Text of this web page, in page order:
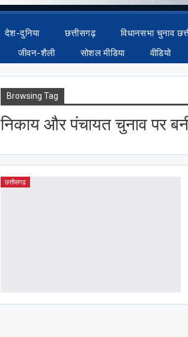
देश-दुनिया छत्तीसगढ़ विधानसभा चुनाव
जीवन-शैली सोशल मीडिया वीडियो
Browsing Tag
निकाय और पंचायत चुनाव पर
छत्तीसगढ़